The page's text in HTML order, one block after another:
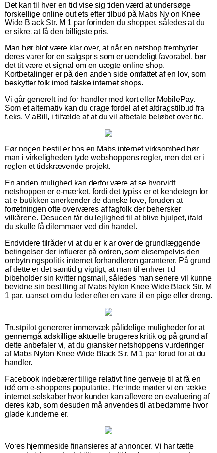
Det kan til hver en tid vise sig tiden værd at undersøge
forskellige online outlets efter tilbud på Mabs Nylon Knee
Wide Black Str. M 1 par forinden du shopper, således at du
er sikret at få den billigste pris.
Man bør blot være klar over, at når en netshop frembyder
deres varer for en salgspris som er uendeligt favorabel, bør
det tit være et signal om en uægte online shop.
Kortbetalinger er på den anden side omfattet af en lov, som
beskytter folk imod falske internet shops.
Vi går generelt ind for handler med kort eller MobilePay.
Som et alternativ kan du drage fordel af et afdragstilbud fra
f.eks. ViaBill, i tilfælde af at du vil afbetale beløbet over tid.
Før nogen bestiller hos en Mabs internet virksomhed bør
man i virkeligheden tyde webshoppens regler, men det er i
reglen et tidskrævende projekt.
En anden mulighed kan derfor være at se hvorvidt
netshoppen er e-mærket, fordi det typisk er et kendetegn for
at e-butikken anerkender de danske love, foruden at
forretningen ofte overværes af fagfolk der behersker
vilkårene. Desuden får du lejlighed til at blive hjulpet, ifald
du skulle få dilemmaer ved din handel.
Endvidere tilråder vi at du er klar over de grundlæggende
betingelser der influerer på ordren, som eksempelvis den
ombytningspolitik internet forhandleren garanterer. På grund
af dette er det samtidig vigtigt, at man til enhver tid
bibeholder sin kvitteringsmail, således man senere vil kunne
bevidne sin bestilling af Mabs Nylon Knee Wide Black Str. M
1 par, uanset om du leder efter en vare til en pige eller dreng.
Trustpilot genererer immervæk pålidelige muligheder for at
gennemgå adskillige aktuelle brugeres kritik og på grund af
dette anbefaler vi, at du gransker netshoppens vurderinger
af Mabs Nylon Knee Wide Black Str. M 1 par forud for at du
handler.
Facebook indebærer tillige relativt fine genveje til at få en
idé om e-shoppens popularitet. Herinde møder vi en række
internet selskaber hvor kunder kan aflevere en evaluering af
deres køb, som desuden må anvendes til at bedømme hvor
glade kunderne er.
Vores hjemmeside finansieres af annoncer. Vi har tætte